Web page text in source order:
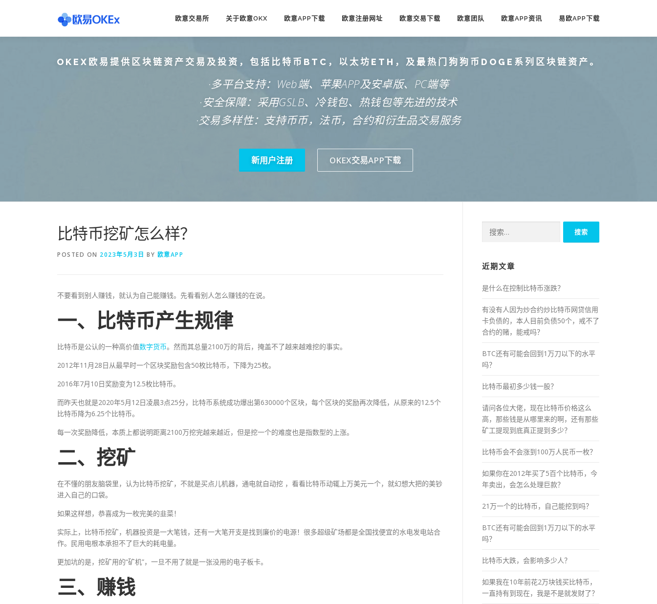
欧意交易所 关于欧意OKX 欧意APP下载 欧意注册网址 欧意交易下载 欧意团队 欧意APP资讯 易欧APP下载
OKEX欧易提供区块链资产交易及投资，包括比特币BTC，以太坊ETH，及最热门狗狗币DOGE系列区块链资产。
·多平台支持：Web端、苹果APP及安卓版、PC端等
·安全保障：采用GSLB、冷钱包、热钱包等先进的技术
·交易多样性：支持币币，法币，合约和衍生品交易服务
新用户注册 OKEX交易APP下载
比特币挖矿怎么样？
POSTED ON 2023年5月3日 BY 欧意APP
不要看到别人赚钱，就认为自己能赚钱。先看看别人怎么赚钱的在说。
一、比特币产生规律
比特币是公认的一种高价值数字货币。然而其总量2100万的背后，掩盖不了越来越难挖的事实。
2012年11月28日从最早时一个区块奖励包含50枚比特币，下降为25枚。
2016年7月10日奖励变为12.5枚比特币。
而昨天也就是2020年5月12日凌晨3点25分，比特币系统成功爆出第630000个区块，每个区块的奖励再次降低，从原来的12.5个
比特币降为6.25个比特币。
每一次奖励降低，本质上都说明距离2100万挖完越来越近，但是挖一个的难度也是指数型的上涨。
二、挖矿
在不懂的朋友脑袋里，认为比特币挖矿，不就是买点儿机器，通电就自动挖 ，看看比特币动辄上万美元一个，就幻想大把的美钞
进入自己的口袋。
如果这样想，恭喜成为一枚完美的韭菜！
实际上，比特币挖矿，机器投资是一大笔钱，还有一大笔开支是找到廉价的电源！很多超级矿场都是全国找便宜的水电发电站合
作。民用电根本承担不了巨大的耗电量。
更加坑的是，挖矿用的“矿机”，一旦不用了就是一张没用的电子板卡。
三、赚钱
索：
近期文章
是什么在控制比特币涨跌？
有没有人因为炒合约炒比特币网贷信用
卡负债的，本人目前负债50个，戒不了
合约的赌，能戒吗？
BTC还有可能会回到1万刀以下的水平
吗？
比特币最初多少钱一股？
请问各位大佬，现在比特币价格这么
高，那些钱是从哪里来的啊，还有那些
矿工提现到底真正提到多少？
比特币会不会涨到100万人民币一枚？
如果你在2012年买了5百个比特币，今
年卖出，会怎么处理巨款？
21万一个的比特币，自己能挖到吗？
BTC还有可能会回到1万刀以下的水平
吗？
比特币大跌，会影响多少人？
如果我在10年前花2万块钱买比特币，
一直持有到现在，我是不是就发财了？